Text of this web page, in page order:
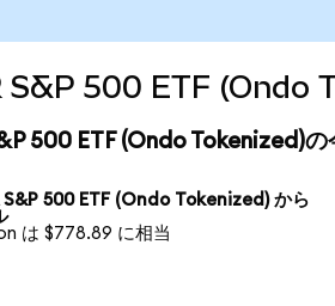
500 ETF (Ondo
500 ETF (Ondo Tokenized)
S&P 500 ETF (Ondo Tokenized) から
は $778.89 に相当